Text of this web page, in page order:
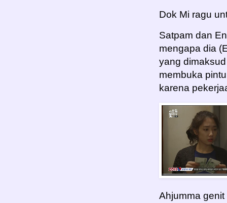
Dok Mi ragu
Satpam dan
mengapa dia
yang
membuka
karena
Ahjumma